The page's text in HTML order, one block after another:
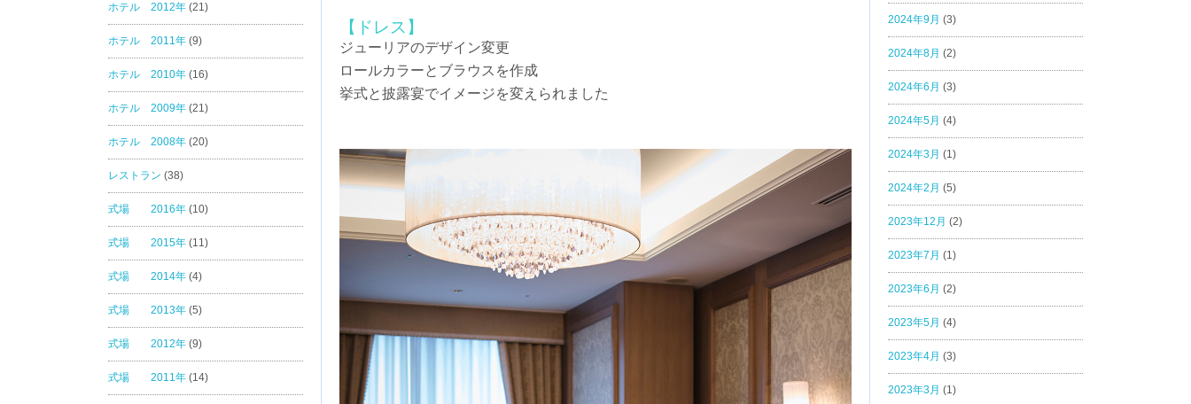
ホテル 2012年 (21)
ホテル 2011年 (9)
ホテル 2010年 (16)
ホテル 2009年 (21)
ホテル 2008年 (20)
レストラン (38)
式場 2016年 (10)
式場 2015年 (11)
式場 2014年 (4)
式場 2013年 (5)
式場 2012年 (9)
式場 2011年 (14)
【ドレス】
ジューリアのデザイン変更
ロールカラーとブラウスを作成
挙式と披露宴でイメージを変えられました
2024年9月 (3)
2024年8月 (2)
2024年6月 (3)
2024年5月 (4)
2024年3月 (1)
2024年2月 (5)
2023年12月 (2)
2023年7月 (1)
2023年6月 (2)
2023年5月 (4)
2023年4月 (3)
2023年3月 (1)